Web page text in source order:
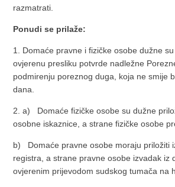
razmatrati.
Ponudi se prilaže:
1. Domaće pravne i fizičke osobe dužne
ovjerenu presliku potvrde nadležne
podmirenju poreznog duga, koja ne smije
dana.
2. a) Domaće fizičke osobe su dužne
osobne iskaznice, a strane fizičke osobe
b) Domaće pravne osobe moraju priložiti
registra, a strane pravne osobe izvadak iz
ovjerenim prijevodom sudskog tumača na